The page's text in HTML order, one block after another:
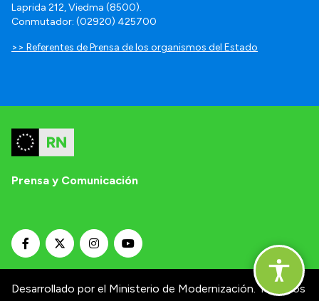
Laprida 212, Viedma (8500).
Conmutador: (02920) 425700
>> Referentes de Prensa de los organismos del Estado
Prensa y Comunicación
Desarrollado por el Ministerio de Modernización. Términos